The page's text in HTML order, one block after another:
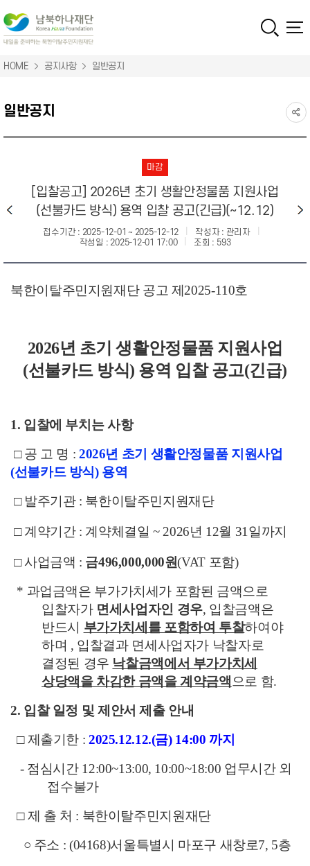
HOME 공지사항 일반공지
일반공지
마감
[입찰공고] 2026년 초기 생활안정물품 지원사업
(선불카드 방식) 용역 입찰 공고(긴급)(~12.12)
접수기간 : 2025-12-01 ~ 2025-12-12 작성자 : 관리자
작성일 : 2025-12-01 17:00 조회 : 593
북한이탈주민지원재단 공고 제2025-110호
2026년 초기 생활안정물품 지원사업
(선불카드 방식) 용역 입찰 공고(긴급)
1. 입찰에 부치는 사항
□ 공 고 명 : 2026년 초기 생활안정물품 지원사업
(선불카드 방식) 용역
□ 발주기관 : 북한이탈주민지원재단
□계약기간 : 계약체결일~ 2026년 12월 31 일까지
□사업금액 : 금496,000,000원(VAT 포함)
* 과업금액은 부가가치세가 포함된 금액으로
입찰자가 면세사업자인 경우, 입찰금액은
반드시 부가가치세를 포함하여 투찰하여야
하며 , 입찰결과 면세사업자가 낙찰자로
결정된 경우 낙찰금액에서 부가가치세
상당액을 차감한 금액을 계약금액 으로 함.
2. 입찰 일정 및 제안서 제출 안내
□제출기한 : 2025.12.12.(금) 14:00 까지
- 점심시간 12:00~13:00, 10:00~18:00 업무시간 외
접수불가
□제 출 처 : 북한이탈주민지원재단
○ 주소 : (04168)서울특별시 마포구 새창로7, 5층